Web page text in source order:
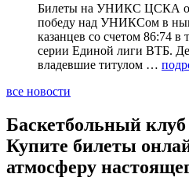
Билеты на УНИКС ЦСКА
победу над УНИКСом в
казанцев со счетом 86:74 в
серии Единой лиги ВТБ.
владевшие титулом …
все новости
Баскетбольный
Купите билеты
атмосферу